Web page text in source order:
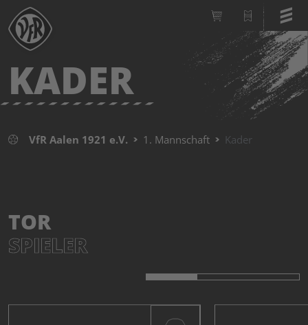
KADER
VfR Aalen 1921 e.V. 1. Mannschaft Kader
TOR
SPIELER